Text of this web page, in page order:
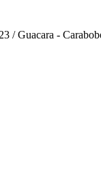
/ Guacara -